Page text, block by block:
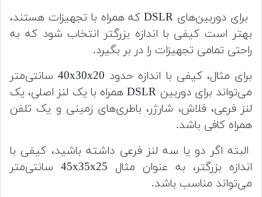
برای دوربین‌های DSLR که همراه با تجهیزات هستند،
بهتر است کیفی با اندازه بزرگتر انتخاب شود که به
راحتی تمامی تجهیزات را در بر بگیرد.
برای مثال، کیفی با اندازه حدود 40x30x20 سانتی‌متر
می‌تواند برای دوربین DSLR همراه با یک لنز اصلی، یک
لنز فرعی، فلاش، شارژر، باطری‌های زمینی و یک تلفن
همراه کافی باشد.
البته اگر دو یا سه لنز فرعی داشته باشید، کیفی با
اندازه بزرگتر، به عنوان مثال 45x35x25 سانتی‌متر
می‌تواند مناسب باشد.